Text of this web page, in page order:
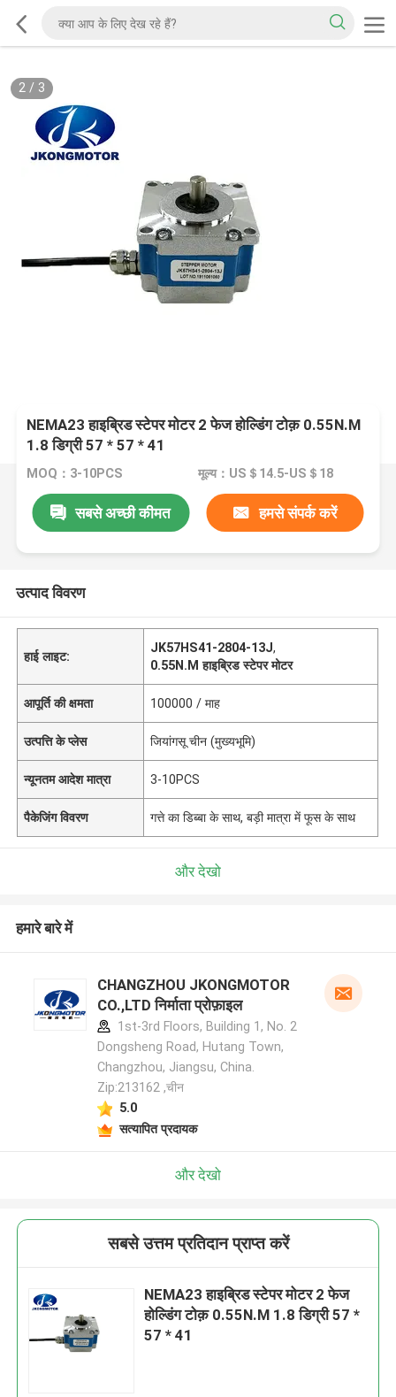
2/ 3
NEMA23 हाइब्रिड स्टेपर मोटर 2 फेज होल्डिंग टोक़ 0.55N.M
1.8 डिग्री 57 * 57 * 41
MOQ：3-10PCS मूल्य：US＄14.5-US＄18
सबसे अच्छी कीमत हमसे संपर्क करें
उत्पाद विवरण
हाई लाइट:
JK57HS41-2804-13J,
0.55N.M हाइब्रिड स्टेपर मोटर
आपूर्ति की क्षमता 100000 / माह
उत्पत्ति के प्लेस जियांगसू चीन (मुख्यभूमि)
न्यूनतम आदेश मात्रा 3-10PCS
पैकेजिंग विवरण गत्ते का डिब्बा के साथ, बड़ी मात्रा में फूस के साथ
और देखो
हमारे बारे में
CHANGZHOU JKONGMOTOR
CO.,LTD निर्माता प्रोफ़ाइल
1st-3rd Floors, Building 1, No. 2
Dongsheng Road, Hutang Town,
Changzhou, Jiangsu, China.
Zip:213162 ,चीन
5.0
सत्यापित प्रदायक
और देखो
सबसे उत्तम प्रतिदान प्राप्त करें
NEMA23 हाइब्रिड स्टेपर मोटर 2 फेज
होल्डिंग टोक़ 0.55N.M 1.8 डिग्री 57 *
57 * 41